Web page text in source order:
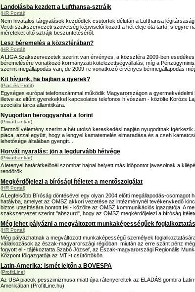
Landolásba kezdett a Lufthansa-sztrájk
(HR Portál)
Nem hivatalos tárgyalások kezdődtek csütörtök délután a Lufthansa
Ver.di szakszervezeti szövetség képviselői között a hét eleje óta tartó, s egyre
méreteket öltő sztrájk beszüntetéséről.
Lesz béremelés a közszférában?
(HR Portál)
A LIGA Szakszervezetek szerint van érvényes, a közszféra 2009-ben esedékes
béremelésére vonatkozó kormányzati kötelezettségvállalás, míg a
szerint megállapodás van, de 2009-re vonatkozó érvényes bérmegállapodás
Kit hívjunk, ha bajban a gyerek?
(Piac és Profit)
Egységes európai telefonszámmal működik Magyarországon a gyermekvédelmi
illetve az eltűnt gyerekekkel kapcsolatos telefonos hívószám - közölte Korózs
szociális tárca államtitkára.
Nyugodtan beroggyanhat a forint
(Privátbankár)
Elemzői vélemény szerint a hét utolsó kereskedési napján nyugodtnak ígérkezik
piaca, azzal együtt, hogy a lengyel kamatemelés elmaradása és a cseh
lehetősége általában gyengít...
Horvát nyaralás: jön a legdurvább hétvége
(Privátbankár)
A letenyei határátkelőnél szombat hajnal helyett más időpontot javasolnak a
rendőrök
Megkérdőjelezi a bírósági ítéletet a mentőszolgálat
(HR Portál)
A Legfelsőbb Bíróság döntésével egy olyan 2004 előtti megállapodás-csomagot
hatályba, amelyet az OMSZ akkori vezetése az intézménynél tevékenykedő
biztos utasítására bontott fel - közölte az OMSZ kommunikációs igazgatója. A
szakszervezet szerint "abszurd", hogy az OMSZ megkérdőjelezi a bíróság
Még lehet pályázni a megváltozott munkaképességűek
(HR Portál)
Még pályázhatnak a megváltozott munkaképességű személyek
vállalkozások az észak-magyarországi régióban, miután az erre szánt pénz
fogyott el - tájékoztatta Szabó József, az Észak-magyarországi Regionális
Központ főigazgatója az MTI-t csütörtökön.
Latin-Amerika: Ismét lejtőn a BOVESPA
(ProfitLine)
Az USA piacok pesszimizmusa miatt újra rátenyereltek az ELADÁS gombra
Amerikában (ProfitLine.hu)